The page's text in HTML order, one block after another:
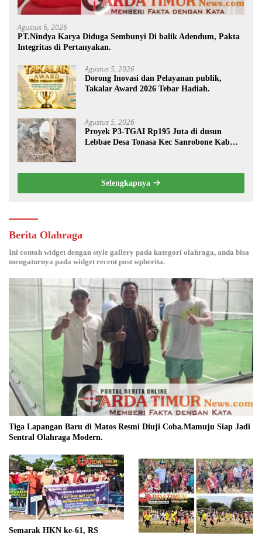
Agustus 6, 2026
PT.Nindya Karya Diduga Sembunyi Di balik Adendum, Pakta
Integritas di Pertanyakan.
Agustus 5, 2026
Dorong Inovasi dan Pelayanan publik,
Takalar Award 2026 Tebar Hadiah.
Agustus 5, 2026
Proyek P3-TGAI Rp195 Juta di dusun
Lebbae Desa Tonasa Kec Sanrobone Kab
Selengkapnya
Berita Olahraga
Ini contoh widget dengan style gallery pada kategori olahraga, anda bisa
mengaturnya pada widget recent post wpberita.
Tiga Lapangan Baru di Matos Resmi Diuji Coba.Mamuju Siap Jadi
Sentral Olahraga Modern.
Semarak HKN ke-61, RS